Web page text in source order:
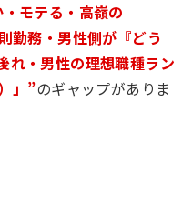
モテる・高嶺の
勤務・男性側が『どう
れ・男性の理想職種ラン
」”のギャップがありま